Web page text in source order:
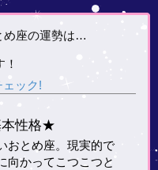
め座の運勢は…
！
ェック!
性格★
おとめ座。現実的で
向かってこつこつと